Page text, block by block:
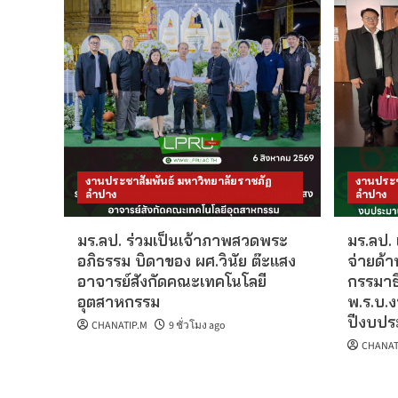
งานประชาสัมพันธ์ มหาวิทยาลัยราชภัฏ
ลำปาง
มร.ลป. ร่วมเป็นเจ้าภาพสวดพระ
อภิธรรม บิดาของ ผศ.วินัย ต๊ะแสง
อาจารย์สังกัดคณะเทคโนโลยี
อุตสาหกรรม
CHANATIP.M 9 ชั่วโมง ago
งานปร
ลำปาง
มร.ลป.
จ่ายด้
กรรม
พ.ร.บ.
ปีงบป